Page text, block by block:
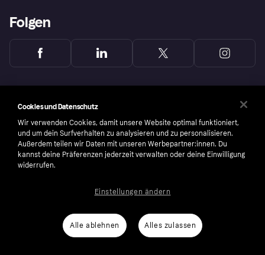
Folgen
number: 556737-0431
Nutzungsbedingungen CookiesKlarna.com
Cookies und Datenschutz
Wir verwenden Cookies, damit unsere Website optimal funktioniert,
und um dein Surfverhalten zu analysieren und zu personalisieren.
Außerdem teilen wir Daten mit unseren Werbepartner:innen. Du
kannst deine Präferenzen jederzeit verwalten oder deine Einwilligung
widerrufen.
Alle ablehnen Alles zulassen
Einstellungen ändern